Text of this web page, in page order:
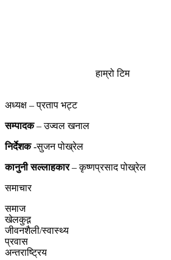
हाम्रो टिम
अध्यक्ष – प्रताप भट्ट
सम्पादक– उज्वल खनाल
निर्देशक-सुजन पोख्रेल
कानुनी सल्लाहकार– कृष्णप्रसाद पोख्रेल
समाचार
समाज
खेलकुद़़
जीवनशैली/स्वास्थ्य
प्रवास
अन्तराष्ट्रिय